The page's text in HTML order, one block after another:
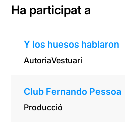
Ha participat a
Y los huesos hablaron
AutoriaVestuari
Club Fernando Pessoa
Producció